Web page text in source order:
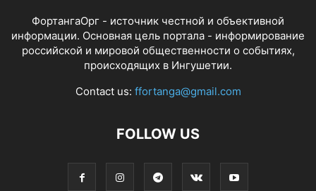
ФортангаОрг - источник честной и объективной
информации. Основная цель портала - информирование
российской и мировой общественности о событиях,
происходящих в Ингушетии.
Contact us: ffortanga@gmail.com
FOLLOW US